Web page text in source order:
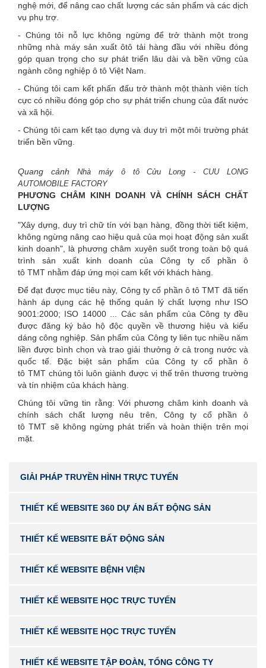
nghệ mới, để nâng cao chất lượng các sản phẩm và các dịch
vụ phụ trợ.
- Chúng tôi nỗ lực không ngừng để trở thành một trong
những nhà máy sản xuất ôtô tải hàng đầu với nhiều đóng
góp quan trọng cho sự phát triển lâu dài và bền vững của
ngành công nghiệp ô tô Việt Nam.
- Chúng tôi cam kết phấn đấu trở thành một thành viên tích
cực có nhiều đóng góp cho sự phát triển chung của đất nước
và xã hội.
- Chúng tôi cam kết tạo dựng và duy trì một môi trường phát
triển bền vững.
Quang cảnh Nhà máy ô tô Cửu Long - CUU LONG
AUTOMOBILE FACTORY
PHƯƠNG CHÂM KINH DOANH VÀ CHÍNH SÁCH CHẤT
LƯỢNG
"Xây dựng, duy trì chữ tín với bạn hàng, đồng thời tiết kiệm,
không ngừng nâng cao hiệu quả của mọi hoạt động sản xuất
kinh doanh", là phương châm xuyên suốt trong toàn bộ quá
trình sản xuất kinh doanh của Công ty cổ phần ô
tô TMT nhằm đáp ứng mọi cam kết với khách hàng.
Để đạt được mục tiêu này, Công ty cổ phần ô tô TMT đã tiến
hành áp dụng các hệ thống quản lý chất lượng như ISO
9001:2000; ISO 14000 ... Các sản phẩm của Công ty đều
được đăng ký bảo hộ độc quyền về thương hiệu và kiểu
dáng công nghiệp. Sản phẩm của Công ty liên tục nhiều năm
liền được bình chọn và trao giải thưởng ở cả trong nước và
quốc tế. Đặc biệt sản phẩm của Công ty cổ phần ô
tô TMT chúng tôi luôn giành được vị thế trên thương trường
và tín nhiệm của khách hàng.
Chúng tôi vững tin rằng: Với phương châm kinh doanh và
chính sách chất lượng nêu trên, Công ty cổ phần ô
tô TMT sẽ không ngừng phát triển và hoàn thiện trên mọi
mặt.
GIẢI PHÁP TRUYỀN HÌNH TRỰC TUYẾN
THIẾT KẾ WEBSITE 360 DỰ ÁN BẤT ĐỘNG SẢN
THIẾT KẾ WEBSITE BẤT ĐỘNG SẢN
THIẾT KẾ WEBSITE BỆNH VIỆN
THIẾT KẾ WEBSITE HỌC TRỰC TUYẾN
THIẾT KẾ WEBSITE HỌC TRỰC TUYẾN
THIẾT KẾ WEBSITE TẬP ĐOÀN, TỔNG CÔNG TY